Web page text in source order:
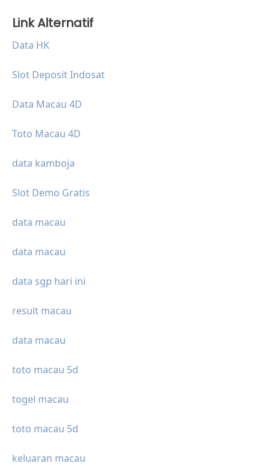
Link Alternatif
Data HK
Slot Deposit Indosat
Data Macau 4D
Toto Macau 4D
data kamboja
Slot Demo Gratis
data macau
data macau
data sgp hari ini
result macau
data macau
toto macau 5d
togel macau
toto macau 5d
keluaran macau